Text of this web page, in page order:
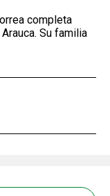
completa
Su familia